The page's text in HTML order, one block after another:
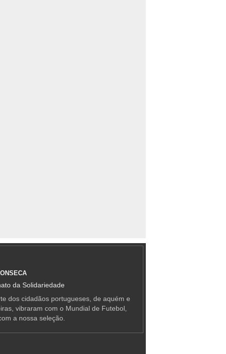
da Solidariedade
dos cidadãos portugueses, de aquém e
vibraram com o Mundial de Futebol,
a nossa seleção.